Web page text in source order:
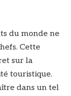
du monde ne
Cette
sur la
touristique.
dans un tel